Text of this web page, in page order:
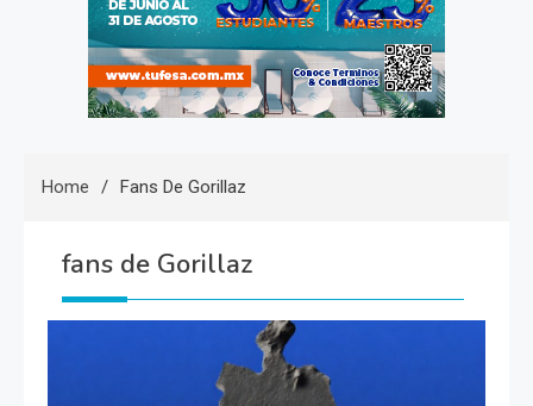
Home Fans De Gorillaz
fans de Gorillaz